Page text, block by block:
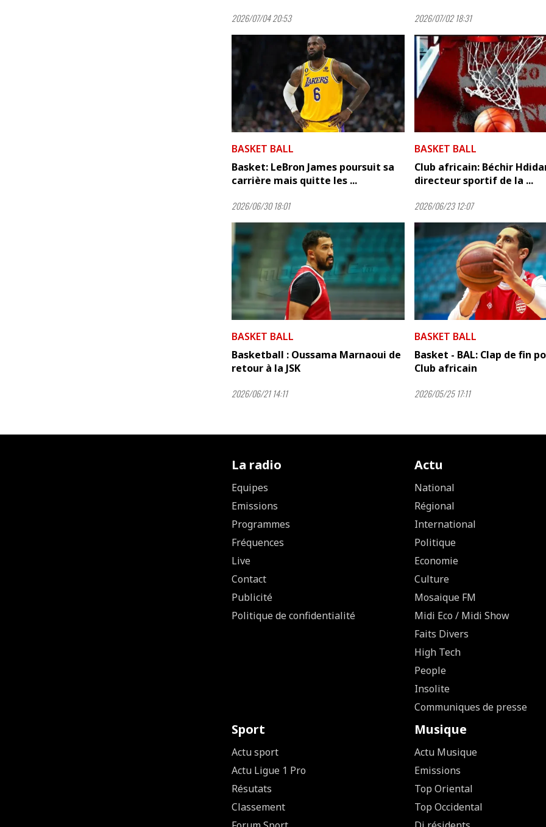
2026/07/04 20:53 2026/07/02 18:31
BASKET BALL
Basket: LeBron James poursuit sa
carrière mais quitte les ...
2026/06/30 18:01
BASKET BALL
Club africain: Béchir
directeur sportif de la ...
2026/06/23 12:07
BASKET BALL
Basketball : Oussama Marnaoui de
retour à la JSK
2026/06/21 14:11
BASKET BALL
Basket - BAL: Clap de fin
Club africain
2026/05/25 17:11
La radio
Equipes
Emissions
Programmes
Fréquences
Live
Contact
Publicité
Politique de confidentialité
Actu
National
Régional
International
Politique
Economie
Culture
Mosaique FM
Midi Eco / Midi Show
Faits Divers
High Tech
People
Insolite
Communiques de presse
Sport
Actu sport
Actu Ligue 1 Pro
Résutats
Classement
Musique
Actu Musique
Emissions
Top Oriental
Top Occidental